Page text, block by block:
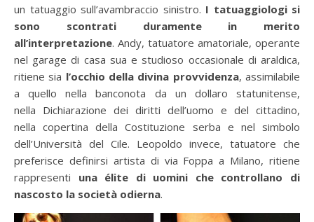
un tatuaggio sull’avambraccio sinistro. I tatuaggiologi si
sono scontrati duramente in merito
all’interpretazione. Andy, tatuatore amatoriale, operante
nel garage di casa sua e studioso occasionale di araldica,
ritiene sia l’occhio della divina provvidenza, assimilabile
a quello nella banconota da un dollaro statunitense,
nella Dichiarazione dei diritti dell’uomo e del cittadino,
nella copertina della Costituzione serba e nel simbolo
dell’Università del Cile. Leopoldo invece, tatuatore che
preferisce definirsi artista di via Foppa a Milano, ritiene
rappresenti una élite di uomini che controllano di
nascosto la società odierna.